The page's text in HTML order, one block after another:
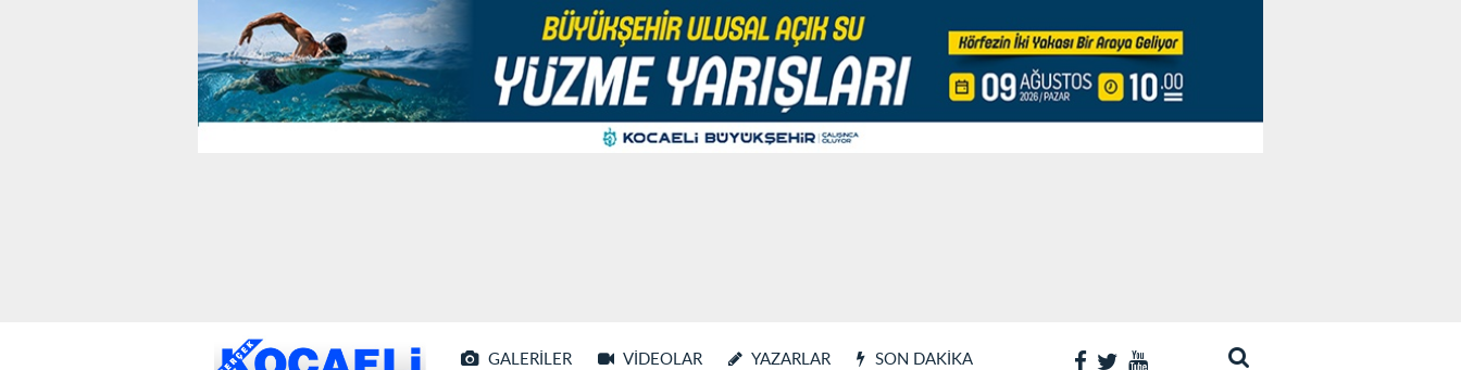
GALERILER VIDEOLAR YAZARLAR SON DAKIKA